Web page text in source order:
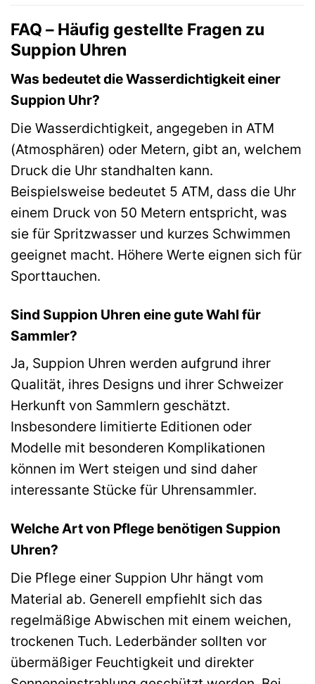
FAQ – Häufig gestellte Fragen zu
Suppion Uhren
Was bedeutet die Wasserdichtigkeit einer
Suppion Uhr?
Die Wasserdichtigkeit, angegeben in ATM
(Atmosphären) oder Metern, gibt an, welchem
Druck die Uhr standhalten kann.
Beispielsweise bedeutet 5 ATM, dass die Uhr
einem Druck von 50 Metern entspricht, was
sie für Spritzwasser und kurzes Schwimmen
geeignet macht. Höhere Werte eignen sich für
Sporttauchen.
Sind Suppion Uhren eine gute Wahl für
Sammler?
Ja, Suppion Uhren werden aufgrund ihrer
Qualität, ihres Designs und ihrer Schweizer
Herkunft von Sammlern geschätzt.
Insbesondere limitierte Editionen oder
Modelle mit besonderen Komplikationen
können im Wert steigen und sind daher
interessante Stücke für Uhrensammler.
Welche Art von Pflege benötigen Suppion
Uhren?
Die Pflege einer Suppion Uhr hängt vom
Material ab. Generell empfiehlt sich das
regelmäßige Abwischen mit einem weichen,
trockenen Tuch. Lederbänder sollten vor
übermäßiger Feuchtigkeit und direkter